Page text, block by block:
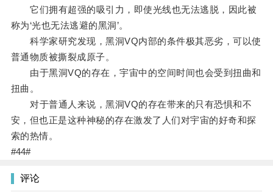
它们拥有超强的吸引力，即使光线也无法逃脱，因此被
称为‘光也无法逃避的黑洞’。
科学家研究发现，黑洞VQ内部的条件极其恶劣，可以使
普通物质被撕裂成原子。
由于黑洞VQ的存在，宇宙中的空间时间也会受到扭曲和
扭曲。
对于普通人来说，黑洞VQ的存在带来的只有恐惧和不
安，但也正是这种神秘的存在激发了人们对宇宙的好奇和探
索的热情。
#44#
评论